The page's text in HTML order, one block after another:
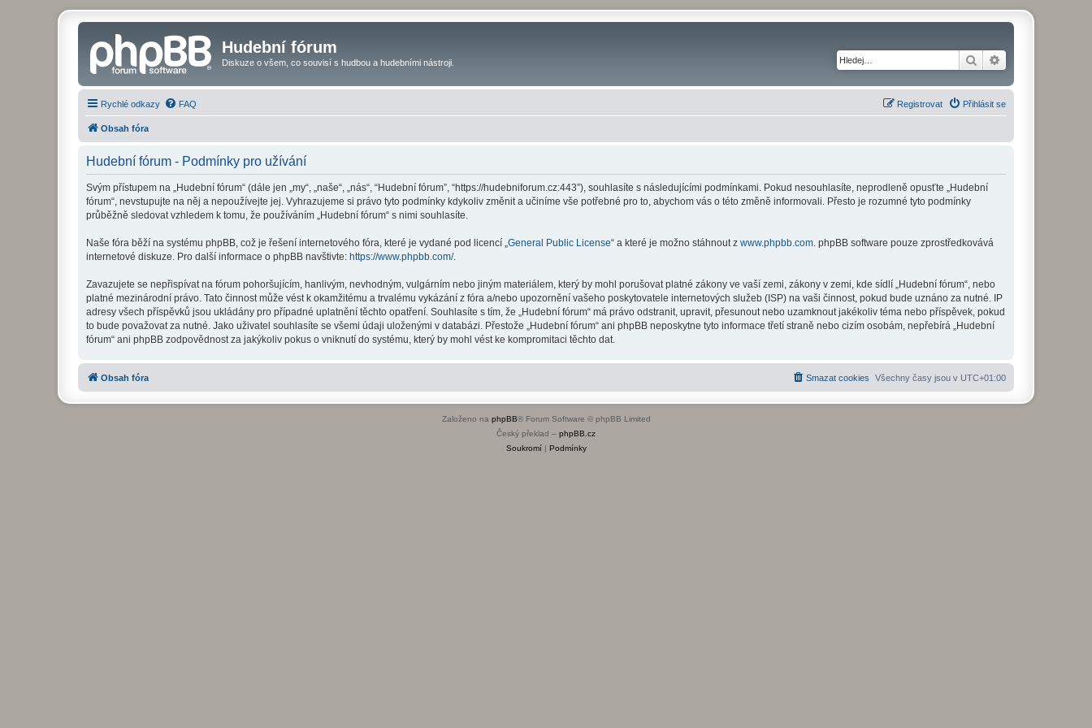
Hudební fórum
Diskuze o všem, co souvisí s hudbou a hudebními nástroji. Hledat
Rychlé odkazy FAQ Přihlásit se
Registrovat
Obsah fóra
Hudební fórum - Podmínky pro užívání
Svým přístupem na „Hudební fórum“ (dále jen „my“, „naše“, „nás“, “Hudební fórum”, “https://hudebniforum.cz:443”), souhlasíte s následujícími podmínkami. Pokud nesouhlasíte, neprodleně opusťte „Hudební
fórum“, nevstupujte na něj a nepoužívejte jej. Vyhrazujeme si právo tyto podmínky kdykoliv změnit a učiníme vše potřebné pro to, abychom vás o této změně informovali. Přesto je rozumné tyto podmínky
průběžně sledovat vzhledem k tomu, že používáním „Hudební fórum“ s nimi souhlasíte.
Naše fóra běží na systému phpBB, což je řešení internetového fóra, které je vydané pod licencí „ General Public License“ a které je možno stáhnout z www.phpbb.com . phpBB software pouze zprostředkovává
internetové diskuze. Pro další informace o phpBB navštivte: https://www.phpbb.com/.
Zavazujete se nepřispívat na fórum pohoršujícím, hanlivým, nevhodným, vulgárním nebo jiným materiálem, který by mohl porušovat platné zákony ve vaší zemi, zákony v zemi, kde sídlí „Hudební fórum“, nebo
platné mezinárodní právo. Tato činnost může vést k okamžitému a trvalému vykázání z fóra a/nebo upozornění vašeho poskytovatele internetových služeb (ISP) na vaši činnost, pokud bude uznáno za nutné. IP
adresy všech příspěvků jsou ukládány pro případné uplatnění těchto opatření. Souhlasíte s tím, že „Hudební fórum“ má právo odstranit, upravit, přesunout nebo uzamknout jakékoliv téma nebo příspěvek, pokud
to bude považovat za nutné. Jako uživatel souhlasíte se všemi údaji uloženými v databázi. Přestože „Hudební fórum“ ani phpBB neposkytne tyto informace třetí straně nebo cizím osobám, nepřebírá „Hudební
fórum“ ani phpBB zodpovědnost za jakýkoliv pokus o vniknutí do systému, který by mohl vést ke kompromitaci těchto dat.
Obsah fóra Všechny časy jsou v UTC+01:00
Smazat cookies
Založeno na phpBB® Forum Software © phpBB Limited
Český překlad – phpBB.cz
Soukromí| Podmínky